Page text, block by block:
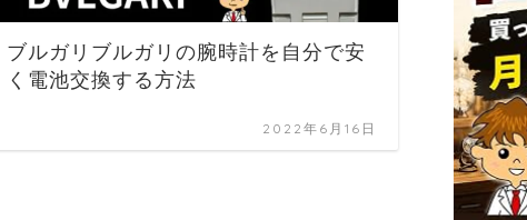
ブルガリブルガリの腕時計を自分で安
く電池交換する方法
2022年6月16日